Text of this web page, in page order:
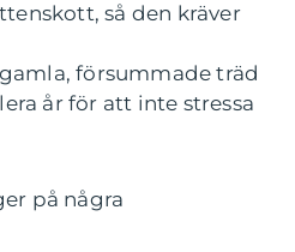
så den kräver
försummade träd
år för att inte stressa
på några